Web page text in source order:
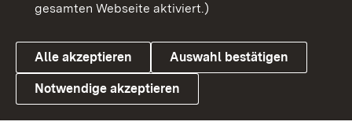
Link zum Landesportal
Cookies
gesamten Webseite aktiviert.)
Alle akzeptieren Auswahl bestätigen
Notwendige akzeptieren